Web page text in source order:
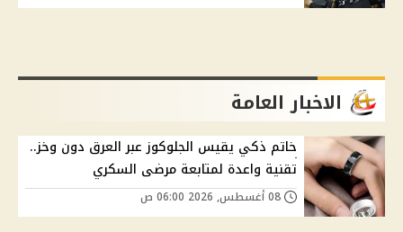
الاخبار العامة
خاتم ذكي يقيس الجلوكوز عبر العرق دون وخز..
تقنية واعدة لمتابعة مرضى السكري